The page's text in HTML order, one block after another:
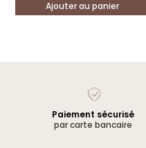
Ajouter au panier
Paiement sécurisé
par carte bancaire